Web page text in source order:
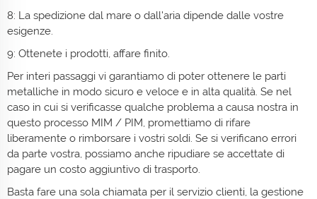
8: La spedizione dal mare o dall'aria dipende dalle vostre
esigenze.
9: Ottenete i prodotti, affare finito.
Per interi passaggi vi garantiamo di poter ottenere le parti
metalliche in modo sicuro e veloce e in alta qualità. Se nel
caso in cui si verificasse qualche problema a causa nostra in
questo processo MIM / PIM, promettiamo di rifare
liberamente o rimborsare i vostri soldi. Se si verificano errori
da parte vostra, possiamo anche ripudiare se accettate di
pagare un costo aggiuntivo di trasporto.
Basta fare una sola chiamata per il servizio clienti, la gestione